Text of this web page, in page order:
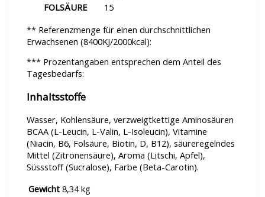
FOLSÄURE
15
** Referenzmenge für einen durchschnittlichen
Erwachsenen (8400KJ/2000kcal):
*** Prozentangaben entsprechen dem Anteil des
Tagesbedarfs:
Inhaltsstoffe
Wasser, Kohlensäure, verzweigtkettige Aminosäuren
BCAA (L-Leucin, L-Valin, L-Isoleucin), Vitamine
(Niacin, B6, Folsäure, Biotin, D, B12), säureregelndes
Mittel (Zitronensäure), Aroma (Litschi, Apfel),
Süssstoff (Sucralose), Farbe (Beta-Carotin).
Gewicht 8,34 kg